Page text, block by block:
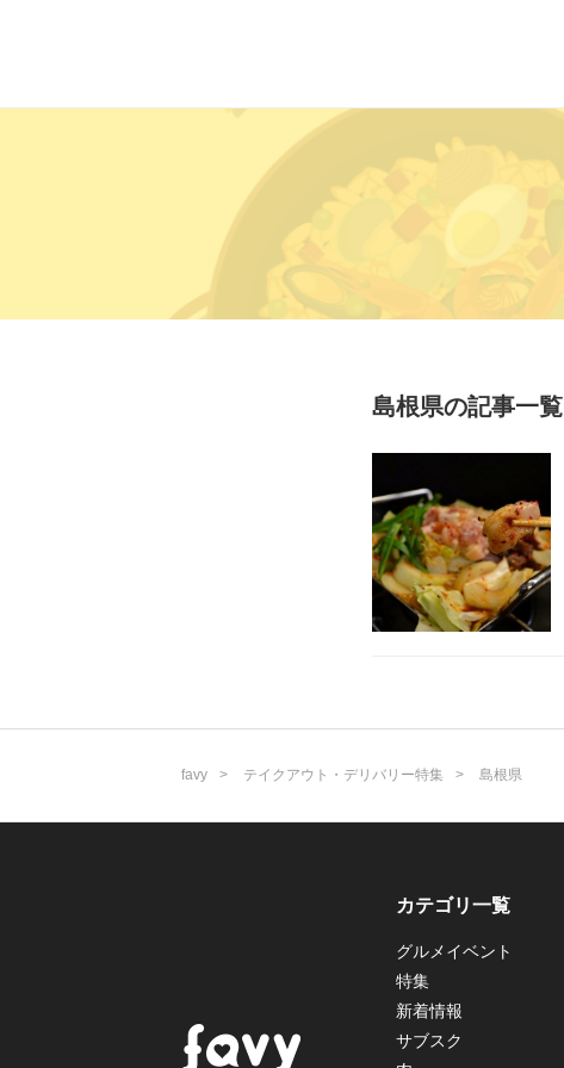
島根県の記事一覧
favy テイクアウト・デリバリー特集 島根県
カテゴリ一覧
グルメイベント
特集
新着情報
サブスク